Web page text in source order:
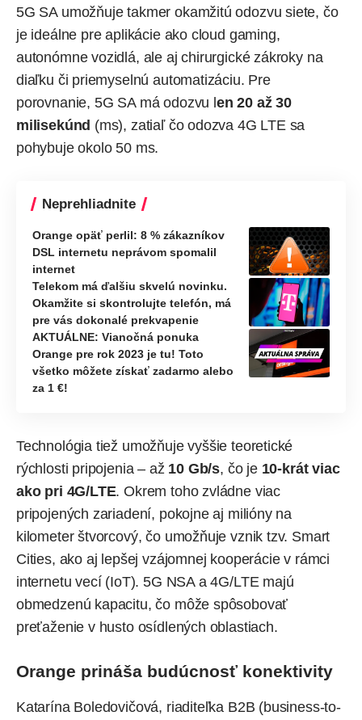
5G SA umožňuje takmer okamžitú odozvu siete, čo
je ideálne pre aplikácie ako cloud gaming,
autonómne vozidlá, ale aj chirurgické zákroky na
diaľku či priemyselnú automatizáciu. Pre
porovnanie, 5G SA má odozvu l en 20 až 30
milisekúnd (ms), zatiaľ čo odozva 4G LTE sa
pohybuje okolo 50 ms.
Neprehliadnite
Orange opäť perlil: 8 % zákazníkov
DSL internetu neprávom spomalil
internet
Telekom má ďalšiu skvelú novinku.
Okamžite si skontrolujte telefón, má
pre vás dokonalé prekvapenie
AKTUÁLNE: Vianočná ponuka
Orange pre rok 2023 je tu! Toto
všetko môžete získať zadarmo alebo
za 1 €!
Technológia tiež umožňuje vyššie teoretické
rýchlosti pripojenia – až 10 Gb/s, čo je 10-krát viac
ako pri 4G/LTE. Okrem toho zvládne viac
pripojených zariadení, pokojne aj milióny na
kilometer štvorcový, čo umožňuje vznik tzv. Smart
Cities, ako aj lepšej vzájomnej kooperácie v rámci
internetu vecí (IoT). 5G NSA a 4G/LTE majú
obmedzenú kapacitu, čo môže spôsobovať
preťaženie v husto osídlených oblastiach.
Orange prináša budúcnosť konektivity
Katarína Boledovičová, riaditeľka B2B (business-to-